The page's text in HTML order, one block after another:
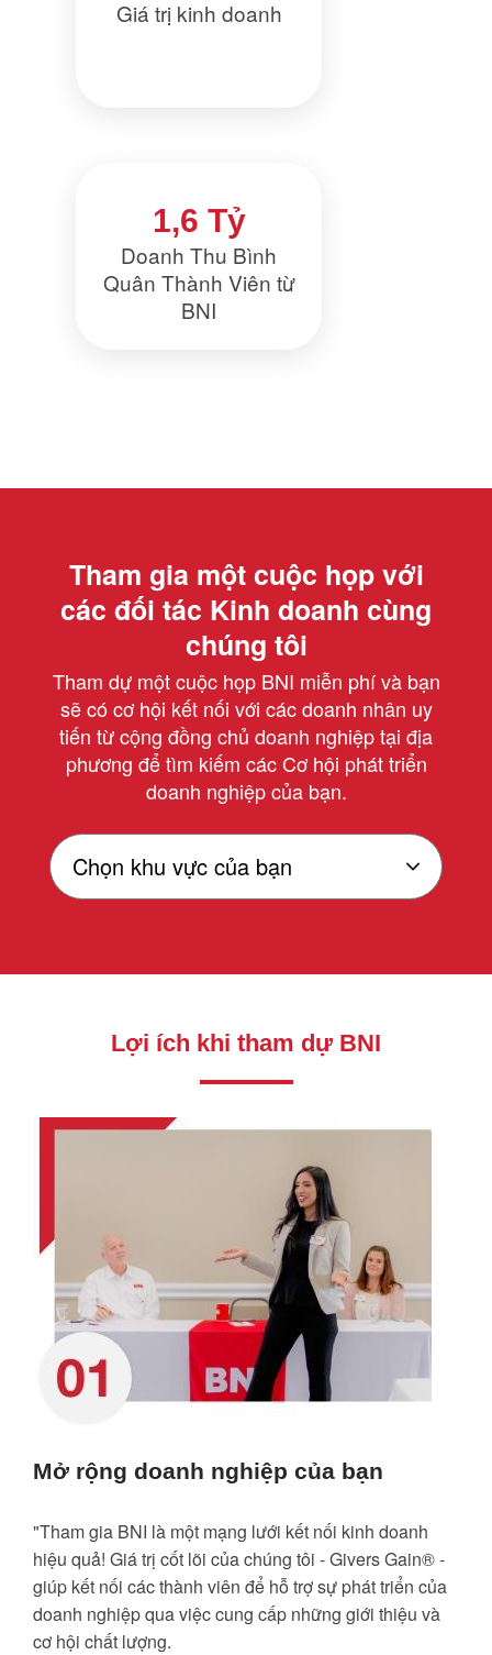
Giá trị kinh doanh
1,6 Tỷ
Doanh Thu Bình
Quân Thành Viên từ
BNI
Tham gia một cuộc họp với
các đối tác Kinh doanh cùng
chúng tôi
Tham dự một cuộc họp BNI miễn phí và bạn
sẽ có cơ hội kết nối với các doanh nhân uy
tiến từ cộng đồng chủ doanh nghiệp tại địa
phương để tìm kiếm các Cơ hội phát triển
doanh nghiệp của bạn.
Lợi ích khi tham dự BNI
Mở rộng doanh nghiệp của bạn
"Tham gia BNI là một mạng lưới kết nối kinh doanh
hiệu quả! Giá trị cốt lõi của chúng tôi - Givers Gain® -
giúp kết nối các thành viên để hỗ trợ sự phát triển của
doanh nghiệp qua việc cung cấp những giới thiệu và
cơ hội chất lượng.